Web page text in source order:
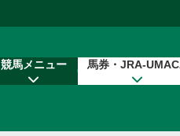
競馬メニュー 馬券・JRA-